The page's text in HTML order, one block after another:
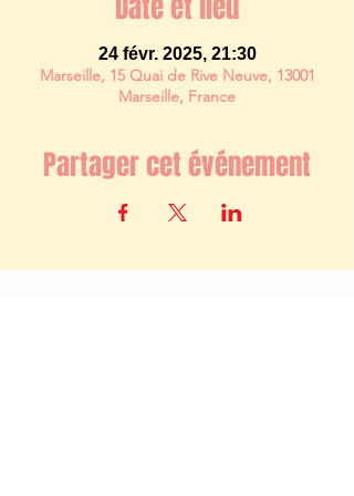
24 févr. 2025, 21:30
Marseille, 15 Quai de Rive Neuve, 13001
Marseille, France
Partager cet événement